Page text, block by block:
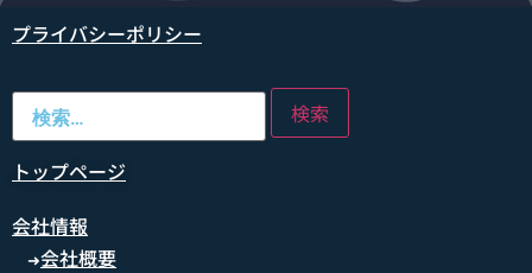
プライバシーポリシー
トップページ
会社情報
➜会社概要